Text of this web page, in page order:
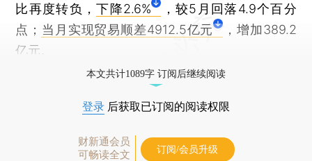
比再度转负，下降2.6%
，较5月回落4.9个百分
点； 当月实现贸易顺差4912.5亿元
，增加389.2
亿元。
本文共计1089字 订阅后继续阅读
登录 后获取已订阅的阅读权限
财新通会员
可畅读全文
订阅/会员升级